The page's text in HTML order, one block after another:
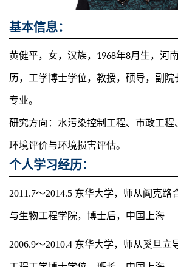
基本信息：
黄健平，女，汉族，1968年8月生，河
历，工学博士学位，教授，硕导，副院
专业。
研究方向：水污染控制工程、市政工程
环境评价与环境损害评估。
个人学习经历 ：
2011.7～2014.5 东华大学，师从阎克路
与生物工程学院，博士后，中国上海
2006.9～2010.4 东华大学，师从奚旦立